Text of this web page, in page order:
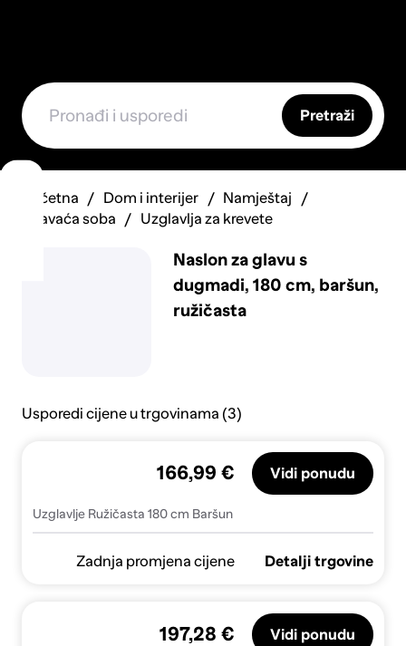
Pretraži
Početna Dom i interijer
Namještaj
Spavaća soba
Uzglavlja za krevete
Naslon za glavu s
dugmadi, 180 cm, baršun,
ružičasta
Usporedi cijene u trgovinama (3)
Uzglavlje Ružičasta 180 cm Baršun
166,99 € Vidi ponudu
Zadnja promjena cijene Detalji trgovine
197,28 € Vidi ponudu